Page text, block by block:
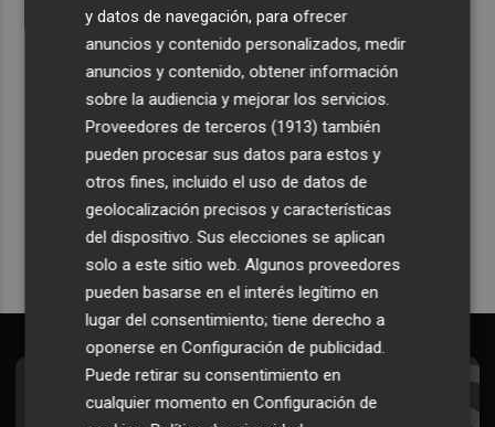
Recibe toda la actualidad de
Plaza Podcast en tu correo
Quiero suscribirme
Suscríbete al Boletín
y datos de navegación, para ofrecer
anuncios y contenido personalizados, medir
anuncios y contenido, obtener información
sobre la audiencia y mejorar los servicios.
Proveedores de terceros (1913) también
pueden procesar sus datos para estos y
otros fines, incluido el uso de datos de
geolocalización precisos y características
del dispositivo. Sus elecciones se aplican
solo a este sitio web. Algunos proveedores
pueden basarse en el interés legítimo en
lugar del consentimiento; tiene derecho a
oponerse enConfiguración de publicidad.
Puede retirar su consentimiento en
cualquier momento enConfiguración de